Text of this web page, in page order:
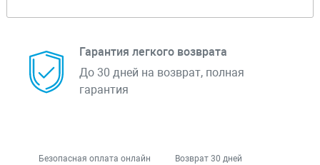
Гарантия легкого возврата
До 30 дней на возврат, полная
гарантия
Безопасная оплата онлайн Возврат 30 дней